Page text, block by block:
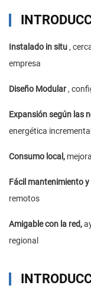
Instalado in situ ,
empresa
Diseño Modular ,
Expansión según las
energética incremental
Consumo local,
Fácil mantenimiento
remotos
Amigable con la red,
regional